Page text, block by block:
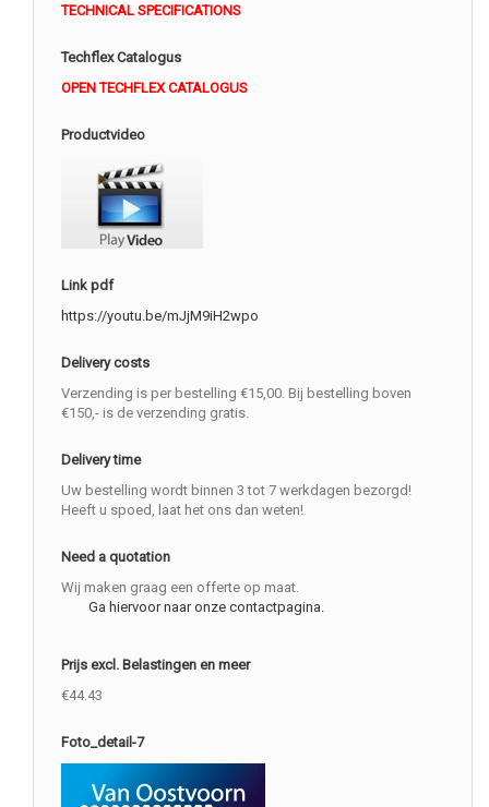
TECHNICAL SPECIFICATIONS
Techflex Catalogus
OPEN TECHFLEX CATALOGUS
Productvideo
Link pdf
https://youtu.be/mJjM9iH2wpo
Delivery costs
Verzending is per bestelling €15,00. Bij bestelling boven
€150,- is de verzending gratis.
Delivery time
Uw bestelling wordt binnen 3 tot 7 werkdagen bezorgd!
Heeft u spoed, laat het ons dan weten!
Need a quotation
Wij maken graag een offerte op maat.
Ga hiervoor naar onze contactpagina.
Prijs excl. Belastingen en meer
€44.43
Foto_detail-7